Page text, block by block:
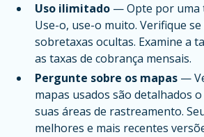
Uso ilimitado — Opte por uma
Use-o, use-o muito. Verifique
sobretaxas ocultas. Examine a
as taxas de cobrança mensais.
Pergunte sobre os mapas —
mapas usados são detalhados
suas áreas de rastreamento.
melhores e mais recentes